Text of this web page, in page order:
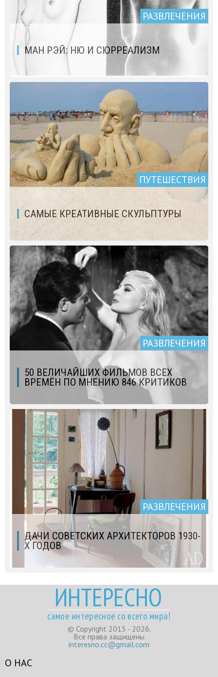
РАЗВЛЕЧЕНИЯ
МАН РЭЙ: НЮ И СЮРРЕАЛИЗМ
ПУТЕШЕСТВИЯ
САМЫЕ КРЕАТИВНЫЕ СКУЛЬПТУРЫ
РАЗВЛЕЧЕНИЯ
50 ВЕЛИЧАЙШИХ ФИЛЬМОВ ВСЕХ
ВРЕМЁН ПО МНЕНИЮ 846 КРИТИКОВ
РАЗВЛЕЧЕНИЯ
ДАЧИ СОВЕТСКИХ АРХИТЕКТОРОВ 1930-
Х ГОДОВ
ИНТЕРЕСНО
самое интересное со всего мира!
© Copyright 2015 - 2026.
Все права защищены
interesno.cc@gmail.com
О НАС